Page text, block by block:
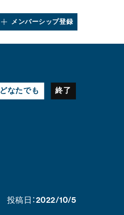
メンバーシップ登録
どなたでも 終了
投稿日：2022/10/5